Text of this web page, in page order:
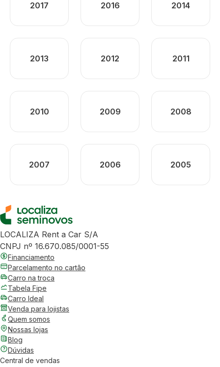
2017 2016 2014
2013 2012 2011
2010 2009 2008
2007 2006 2005
LOCALIZA Rent a Car S/A
CNPJ nº 16.670.085/0001-55
Financiamento
Parcelamento no cartão
Carro na troca
Tabela Fipe
Carro Ideal
Venda para lojistas
Quem somos
Nossas lojas
Blog
Dúvidas
Central de vendas